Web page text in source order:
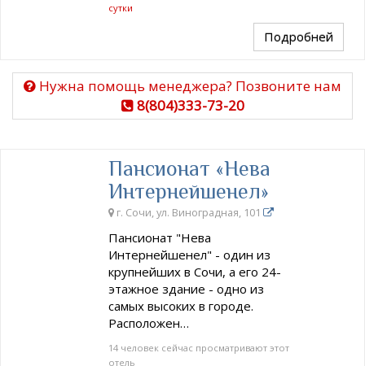
сутки
Подробней
Нужна помощь менеджера? Позвоните нам
8(804)333-73-20
Пансионат «Нева
Интернейшенел»
г. Сочи, ул. Виноградная, 101
Пансионат "Нева
Интернейшенел" - один из
крупнейших в Сочи, а его 24-
этажное здание - одно из
самых высоких в городе.
Расположен…
14 человек сейчас просматривают этот
отель